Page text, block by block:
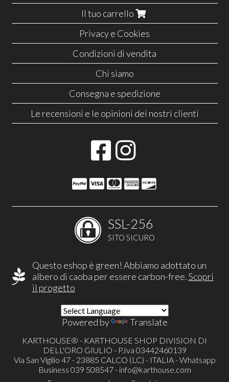
Il tuo carrello
Privacy e Cookies
Condizioni di vendita
Chi siamo
Consegna e spedizione
Le recensioni e le opinioni dei nostri clienti
SSL-256
SITO SICURO
Questo eshop è green! Abbiamo adottato un
albero di caoba per essere carbon-free.Scopri
il progetto
Powered by Translate
KARTHOUSE® - KARTHOUSE SHOP DIVISION DI
DELL'ORO GIULIO - P.Iva 03442460139
Via San Vigilio 47 - 23885 CALCO (LC) - ITALIA - Whatsapp
Business 039 508547 - info@karthouse.com